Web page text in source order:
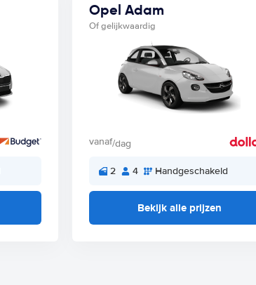
Opel Adam
Of gelijkwaardig
vanaf/dag
2 4 Handgeschakeld
Bekijk alle prijzen